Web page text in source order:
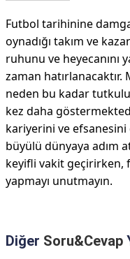
Futbol tarihinine
oynadığı takım ve
ruhunu ve heyecanını
zaman
neden bu kadar
kez daha
kariyerini ve
büyülü dünyaya adım
keyifli vakit
yapmayı unutmayın.
Diğer Soru&Cevap